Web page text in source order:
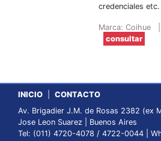
credenciales etc.
Marca: Coihue
consultar
INICIO
CONTACTO
Av. Brigadier J.M. de Rosas 2382 (ex
Jose Leon Suarez | Buenos Aires
Tel: (011) 4720-4078 / 4722-0044 |